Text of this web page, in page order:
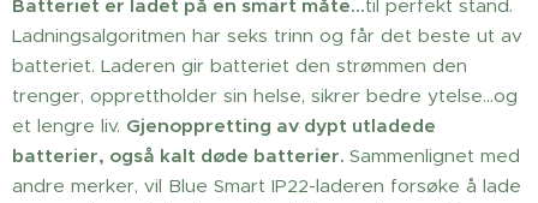
Batteriet er ladet på en smart måte...til perfekt stand.
Ladningsalgoritmen har seks trinn og får det beste ut av
batteriet. Laderen gir batteriet den strømmen den
trenger, opprettholder sin helse, sikrer bedre ytelse...og
et lengre liv. Gjenoppretting av dypt utladede
batterier, også kalt døde batterier. Sammenlignet med
andre merker, vil Blue Smart IP22-laderen forsøke å lade